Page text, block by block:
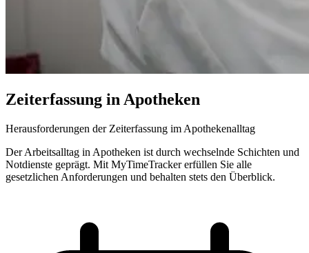
Zeiterfassung in Apotheken
Herausforderungen der Zeiterfassung im Apothekenalltag
Der Arbeitsalltag in Apotheken ist durch wechselnde Schichten und
Notdienste geprägt. Mit MyTimeTracker erfüllen Sie alle
gesetzlichen Anforderungen und behalten stets den Überblick.